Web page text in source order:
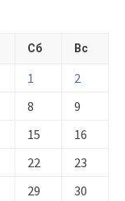
Сб Вс
1
2
8
9
15
16
22
23
29
30